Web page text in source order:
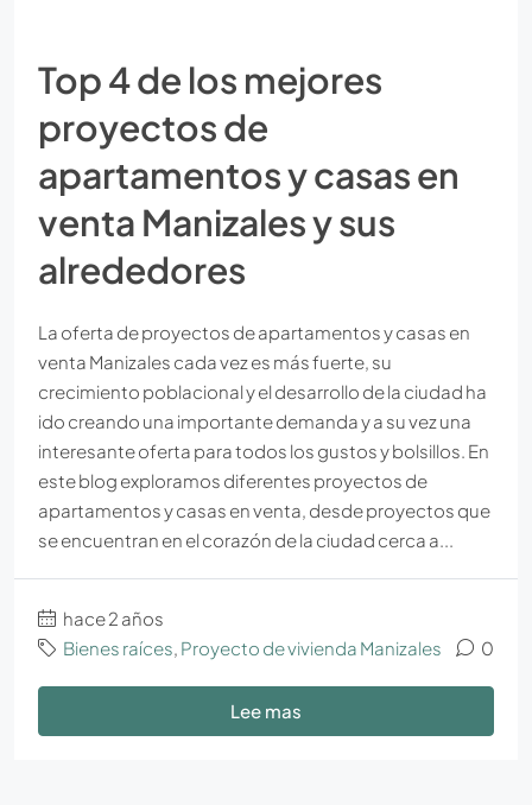
Top 4 de los mejores
proyectos de
apartamentos y casas en
venta Manizales y sus
alrededores
La oferta de proyectos de apartamentos y casas en
venta Manizales cada vez es más fuerte, su
crecimiento poblacional y el desarrollo de la ciudad ha
ido creando una importante demanda y a su vez una
interesante oferta para todos los gustos y bolsillos. En
este blog exploramos diferentes proyectos de
apartamentos y casas en venta, desde proyectos que
se encuentran en el corazón de la ciudad cerca a...
hace 2 años
Bienes raíces, Proyecto de vivienda Manizales 0
Lee mas